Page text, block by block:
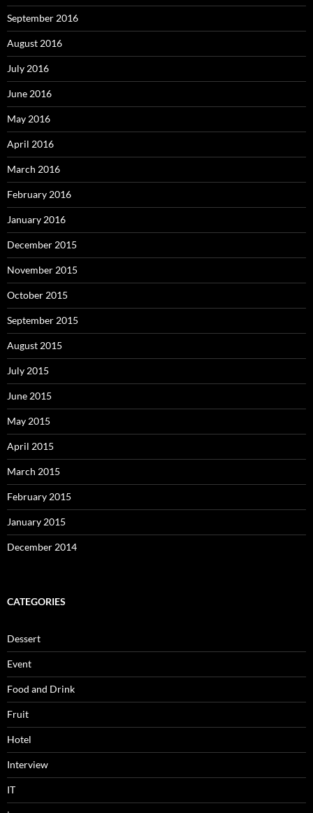
September 2016
August 2016
July 2016
June 2016
May 2016
April 2016
March 2016
February 2016
January 2016
December 2015
November 2015
October 2015
September 2015
August 2015
July 2015
June 2015
May 2015
April 2015
March 2015
February 2015
January 2015
December 2014
CATEGORIES
Dessert
Event
Food and Drink
Fruit
Hotel
Interview
IT